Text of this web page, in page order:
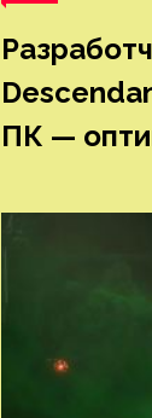
ПК —